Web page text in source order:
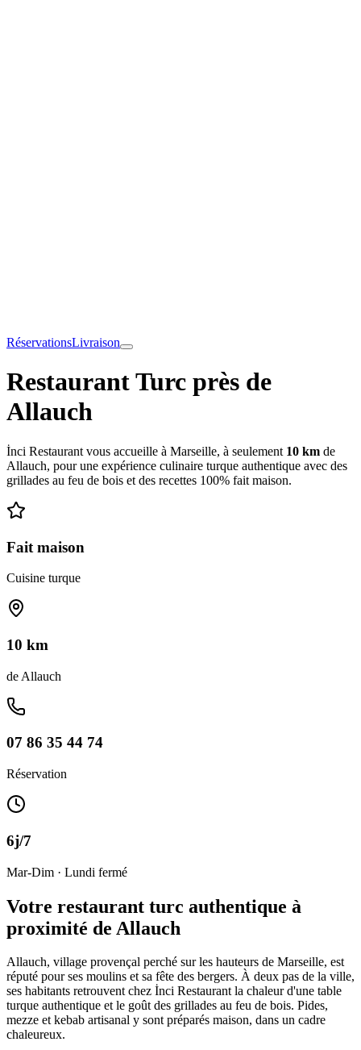
RéservationsLivraison
Restaurant Turc près de
Allauch
İnci Restaurant vous accueille à Marseille, à seulement 10 km de
Allauch, pour une expérience culinaire turque authentique avec des
grillades au feu de bois et des recettes 100% fait maison.
Fait maison
Cuisine turque
10 km
de Allauch
07 86 35 44 74
Réservation
6j/7
Mar-Dim · Lundi fermé
Votre restaurant turc authentique à
proximité de Allauch
Allauch, village provençal perché sur les hauteurs de Marseille, est
réputé pour ses moulins et sa fête des bergers. À deux pas de la ville,
ses habitants retrouvent chez İnci Restaurant la chaleur d'une table
turque authentique et le goût des grillades au feu de bois. Pides,
mezze et kebab artisanal y sont préparés maison, dans un cadre
chaleureux.